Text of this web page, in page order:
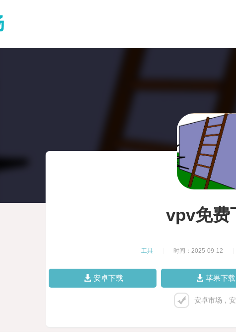
vpv免费
工具 时间：2025-09-12
安卓下载 苹果下载
安卓市场，